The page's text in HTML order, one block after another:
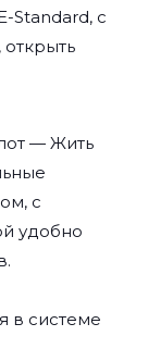
Standard, с
— Жить
с
удобно
в системе